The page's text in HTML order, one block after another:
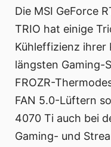
Die MSI GeForce
TRIO hat einige
Kühleffizienz ihrer
längsten Gaming-
FROZR-
FAN 5.0-Lüftern
4070 Ti auch bei
Gaming- und